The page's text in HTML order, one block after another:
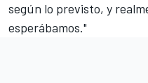
según lo previsto, y
esperábamos."